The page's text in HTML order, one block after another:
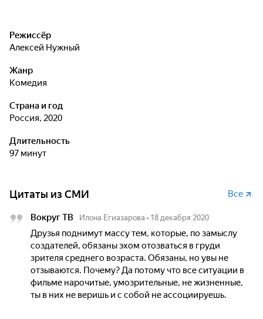
Режиссёр
Алексей Нужный
Жанр
комедия
Страна и год
Россия, 2020
Длительность
97 минут
Цитаты из СМИ Все
Вокруг ТВ Илона Егиазарова • 18 декабря 2020
Друзья поднимут массу тем, которые, по замыслу
создателей, обязаны эхом отозваться в груди
зрителя среднего возраста. Обязаны, но увы не
отзываются. Почему? Да потому что все ситуации в
фильме нарочитые, умозрительные, не жизненные,
ты в них не веришь и с собой не ассоциируешь.